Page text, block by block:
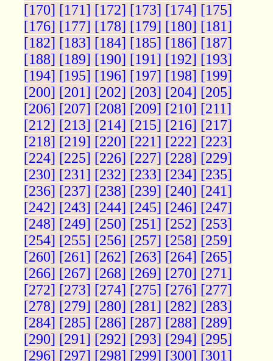
[170] [171] [172] [173] [174] [175]
[176] [177] [178] [179] [180] [181]
[182] [183] [184] [185] [186] [187]
[188] [189] [190] [191] [192] [193]
[194] [195] [196] [197] [198] [199]
[200] [201] [202] [203] [204] [205]
[206] [207] [208] [209] [210] [211]
[212] [213] [214] [215] [216] [217]
[218] [219] [220] [221] [222] [223]
[224] [225] [226] [227] [228] [229]
[230] [231] [232] [233] [234] [235]
[236] [237] [238] [239] [240] [241]
[242] [243] [244] [245] [246] [247]
[248] [249] [250] [251] [252] [253]
[254] [255] [256] [257] [258] [259]
[260] [261] [262] [263] [264] [265]
[266] [267] [268] [269] [270] [271]
[272] [273] [274] [275] [276] [277]
[278] [279] [280] [281] [282] [283]
[284] [285] [286] [287] [288] [289]
[290] [291] [292] [293] [294] [295]
[296] [297] [298] [299] [300] [301]